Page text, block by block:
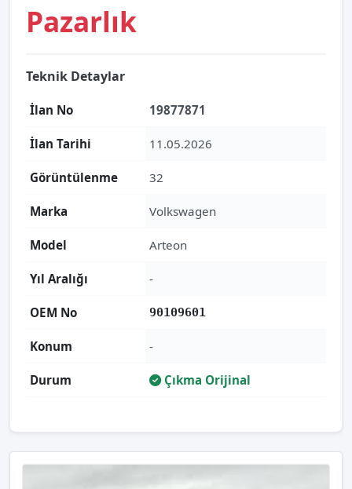
Pazarlık
Teknik Detaylar
İlan No 19877871
İlan Tarihi 11.05.2026
Görüntülenme 32
Marka Volkswagen
Model Arteon
Yıl Aralığı -
OEM No 90109601
Konum -
Durum Çıkma Orijinal